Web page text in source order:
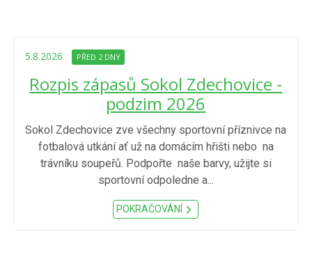
5.8.2026 PŘED 2 DNY
Rozpis zápasů Sokol Zdechovice -
podzim 2026
Sokol Zdechovice zve všechny sportovní příznivce na
fotbalová utkání ať už na domácím hřišti nebo na
trávníku soupeřů. Podpořte naše barvy, užijte si
sportovní odpoledne a...
POKRAČOVÁNÍ